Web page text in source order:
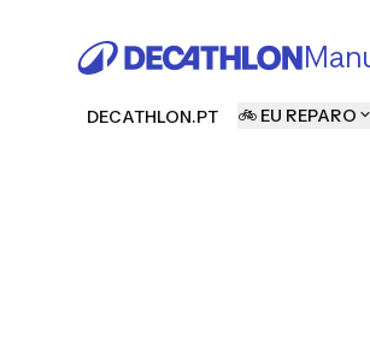
DECATHLON.PT 🚲 EU REPARO